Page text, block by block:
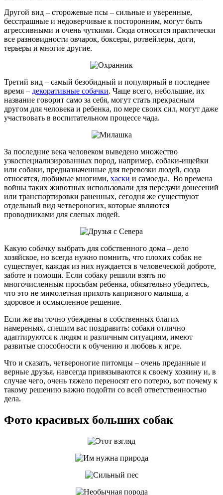
Другой вид – сторожевые псы – сильные и уверенные,
бесстрашные и недоверчивые к посторонним, могут быть
агрессивными и очень чуткими. Сюда относятся практически
все разновидности овчарок, боксеры, ротвейлеры, доги,
терьеры и многие другие.
Третий вид – самый безобидный и популярный в последнее
время – декоративные собачки. Чаще всего, небольшие, их
название говорит само за себя, могут стать прекрасным
другом для человека и ребенка, по мере своих сил, могут даже
участвовать в воспитательном процессе чада.
За последние века человеком выведено множество
узкоспециализированных пород, например, собаки-ищейки
или собаки, предназначенные для перевозки людей, сюда
относятся, любимые многими, хаски и самоеды. Во времена
войны таких животных использовали для передачи донесений
или транспортировки раненных, сегодня же существуют
отдельный вид четвероногих, которые являются
проводниками для слепых людей.
Какую собачку выбрать для собственного дома – дело
хозяйское, но всегда нужно помнить, что плохих собак не
существует, каждая из них нуждается в человеческой доброте,
заботе и помощи. Если собаку решили взять по
многочисленным просьбам ребенка, обязательно убедитесь,
что это не мимолетная прихоть капризного малыша, а
здоровое и осмысленное решение.
Если же вы точно убеждены в собственных благих
намереньях, спешим вас поздравить: собаки отлично
адаптируются к людям и различным ситуациям, имеют
развитые способности к обучению и любовь к игре.
Что и сказать, четвероногие питомцы – очень преданные и
верные друзья, навсегда привязываются к своему хозяину и, в
случае чего, очень тяжело переносят его потерю, вот почему к
такому решению важно подойти со всей ответственностью
дела.
Фото красивых больших собак